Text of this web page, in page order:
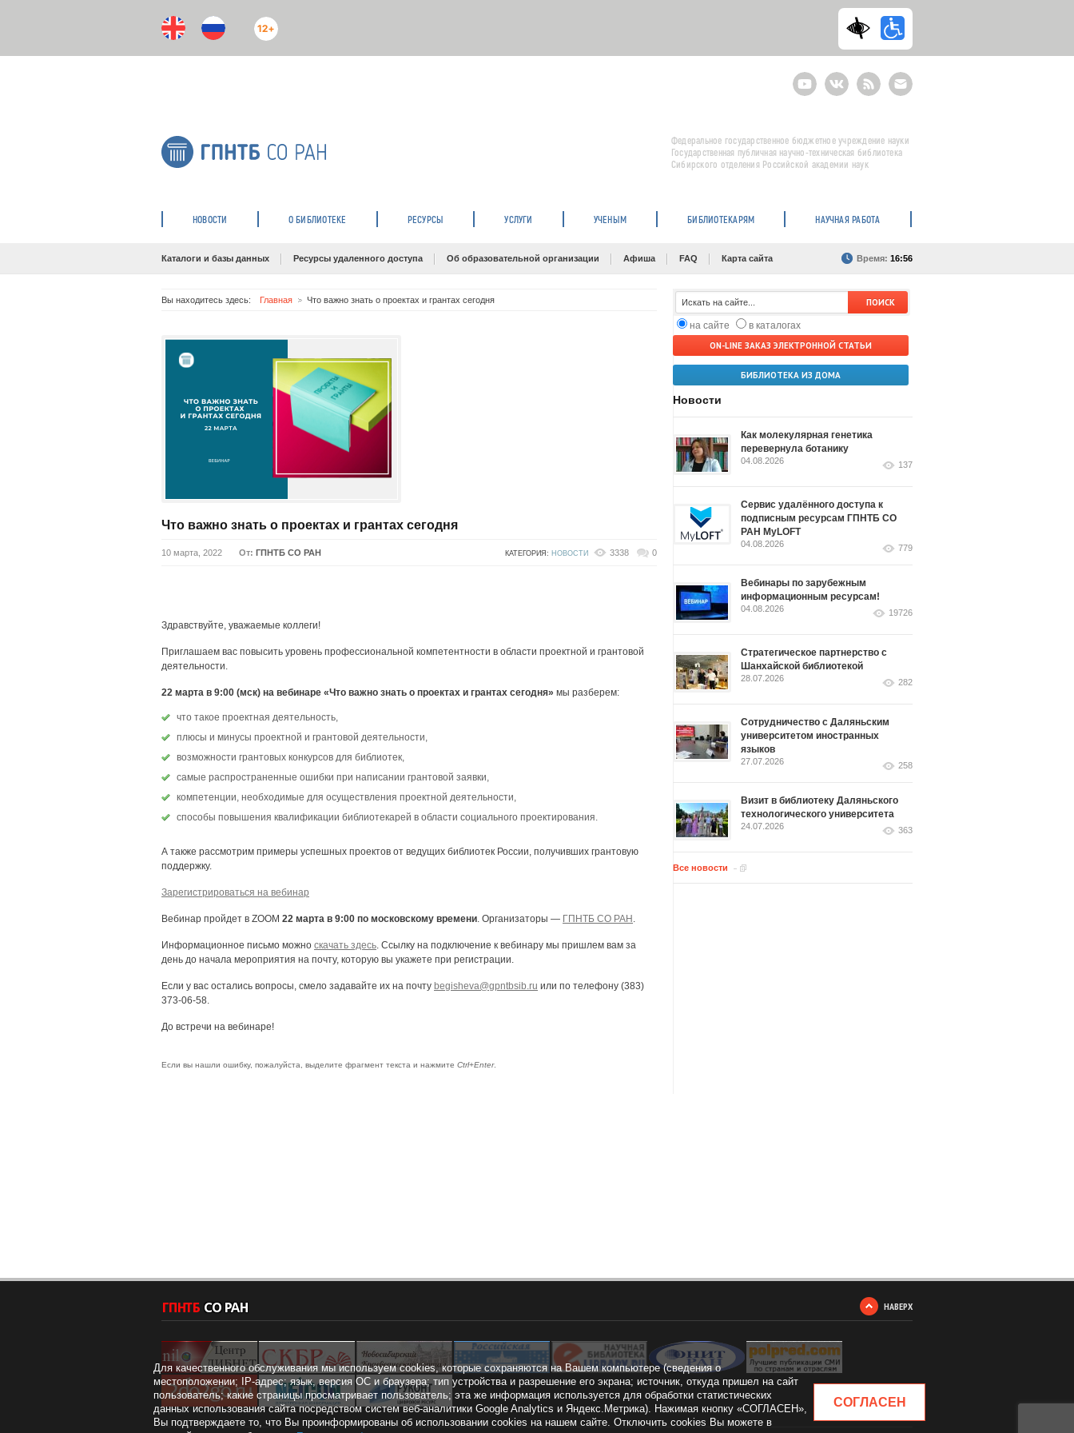
12+
YoutubeВКонтактеRSS
E-
mail
подписка
Федеральное государственное бюджетное учреждение науки
Государственная публичная научно-техническая библиотека
Сибирского отделения Российской академии наук
НОВОСТИ О БИБЛИОТЕКЕ РЕСУРСЫ УСЛУГИ УЧЕНЫМ БИБЛИОТЕКАРЯМ НАУЧНАЯ РАБОТА
Каталоги и базы данных Ресурсы удаленного доступа Об образовательной организации Афиша FAQ Карта сайта Время: 16:56
Вы находитесь здесь: Главная Что важно знать о проектах и грантах сегодня
Что важно знать о проектах и грантах сегодня
10 марта, 2022 От: ГПНТБ СО РАН КАТЕГОРИЯ: НОВОСТИ 3338 0
Здравствуйте, уважаемые коллеги!
Приглашаем вас повысить уровень профессиональной компетентности в области проектной и грантовой
деятельности.
22 марта в 9:00 (мск) на вебинаре «Что важно знать о проектах и грантах сегодня» мы разберем:
что такое проектная деятельность,
плюсы и минусы проектной и грантовой деятельности,
возможности грантовых конкурсов для библиотек,
самые распространенные ошибки при написании грантовой заявки,
компетенции, необходимые для осуществления проектной деятельности,
способы повышения квалификации библиотекарей в области социального проектирования.
А также рассмотрим примеры успешных проектов от ведущих библиотек России, получивших грантовую
поддержку.
Зарегистрироваться на вебинар
Вебинар пройдет в ZOOM 22 марта в 9:00 по московскому времени. Организаторы — ГПНТБ СО РАН .
Информационное письмо можно скачать здесь. Ссылку на подключение к вебинару мы пришлем вам за
день до начала мероприятия на почту, которую вы укажете при регистрации.
Если у вас остались вопросы, смело задавайте их на почту begisheva@gpntbsib.ru или по телефону (383)
373-06-58.
До встречи на вебинаре!
Если вы нашли ошибку, пожалуйста, выделите фрагмент текста и нажмите Ctrl+Enter.
на сайте
в каталогах
ON-LINE ЗАКАЗ ЭЛЕКТРОННОЙ СТАТЬИ
БИБЛИОТЕКА ИЗ ДОМА
Новости
Как молекулярная генетика
перевернула ботанику
04.08.2026 137
Сервис удалённого доступа к
подписным ресурсам ГПНТБ СО
РАН MyLOFT
04.08.2026 779
Вебинары по зарубежным
информационным ресурсам!
04.08.2026 19726
Стратегическое партнерство с
Шанхайской библиотекой
28.07.2026 282
Сотрудничество с Даляньским
университетом иностранных
языков
27.07.2026 258
Визит в библиотеку Даляньского
технологического университета
24.07.2026 363
Все новости
НАВЕРХ
Для качественного обслуживания мы используем cookies, которые сохраняются на Вашем компьютере (сведения о
местоположении; IP-адрес; язык, версия ОС и браузера; тип устройства и разрешение его экрана; источник, откуда пришел на сайт
пользователь; какие страницы просматривает пользователь; эта же информация используется для обработки статистических
данных использования сайта посредством систем веб-аналитики Google Analytics и Яндекс.Метрика). Нажимая кнопку «СОГЛАСЕН»,
Вы подтверждаете то, что Вы проинформированы об использовании cookies на нашем сайте. Отключить cookies Вы можете в
СОГЛАСЕН